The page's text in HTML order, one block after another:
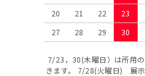
20
21 22 23
27
28 29 30
7/23，30(木曜日）は所用
きます。 7/28(火曜日) 展